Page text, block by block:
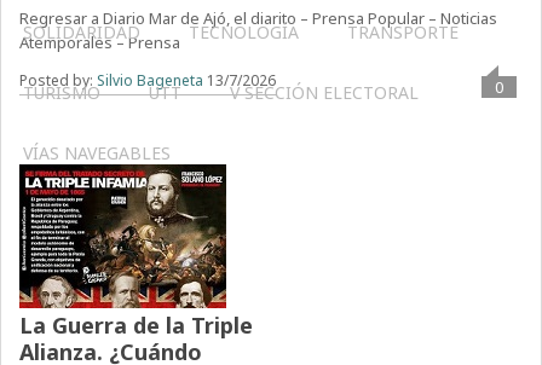
SOLIDARIDAD TECNOLOGÍA TRANSPORTE
TURISMO UTT V SECCIÓN ELECTORAL
VÍAS NAVEGABLES
Regresar a Diario Mar de Ajó, el diarito – Prensa Popular – Noticias
Atemporales – Prensa
Posted by: Silvio Bageneta 13/7/2026 0
La Guerra de la Triple
Alianza. ¿Cuándo